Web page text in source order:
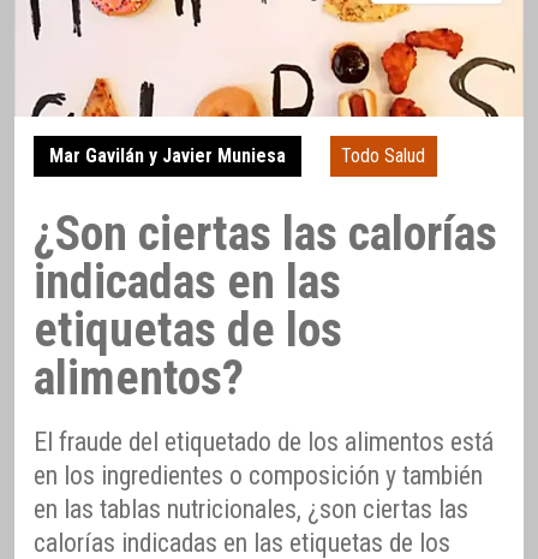
Mar Gavilán y Javier Muniesa Todo Salud
¿Son ciertas las calorías
indicadas en las
etiquetas de los
alimentos?
El fraude del etiquetado de los alimentos está
en los ingredientes o composición y también
en las tablas nutricionales, ¿son ciertas las
calorías indicadas en las etiquetas de los